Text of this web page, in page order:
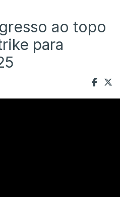
ao topo
para